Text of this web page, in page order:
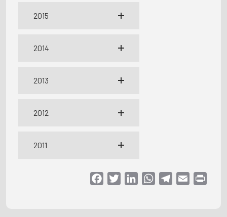
2015
2014
2013
2012
2011
FacebookTwitterLinkedInWhatsAppTelegram
Email